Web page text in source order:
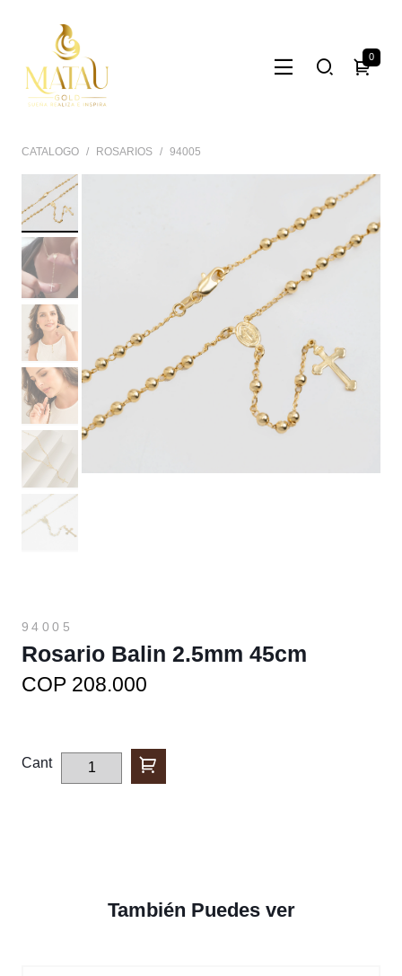
0
CATALOGO ROSARIOS 94005
94005
Rosario Balin 2.5mm 45cm
COP 208.000
Cant
También Puedes ver